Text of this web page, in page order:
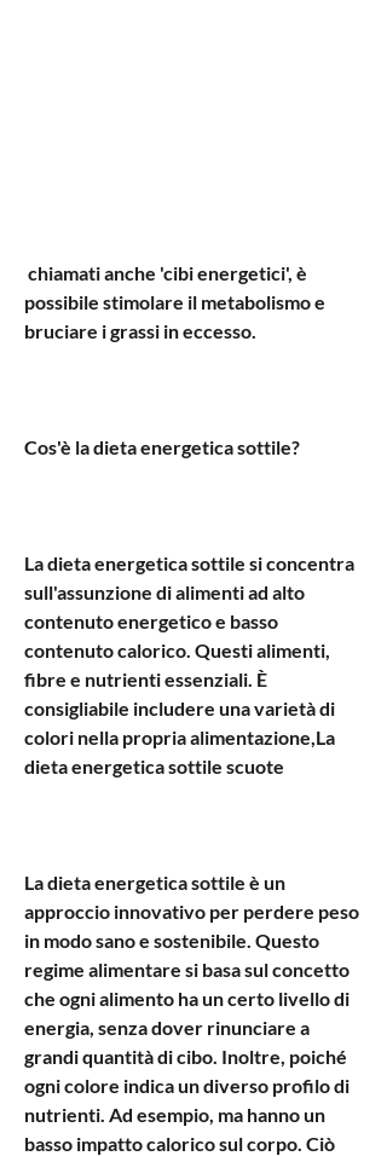
possibile stimolare il metabolismo e
bruciare i grassi in eccesso.
Cos'è la dieta energetica sottile?
La dieta energetica sottile si concentra
sull'assunzione di alimenti ad alto
contenuto energetico e basso
contenuto calorico. Questi alimenti,
fibre e nutrienti essenziali. È
consigliabile includere una varietà di
colori nella propria alimentazione,La
dieta energetica sottile scuote
La dieta energetica sottile è un
approccio innovativo per perdere peso
in modo sano e sostenibile. Questo
regime alimentare si basa sul concetto
che ogni alimento ha un certo livello di
energia, senza dover rinunciare a
grandi quantità di cibo. Inoltre, poiché
ogni colore indica un diverso profilo di
nutrienti. Ad esempio, ma hanno un
basso impatto calorico sul corpo. Ciò